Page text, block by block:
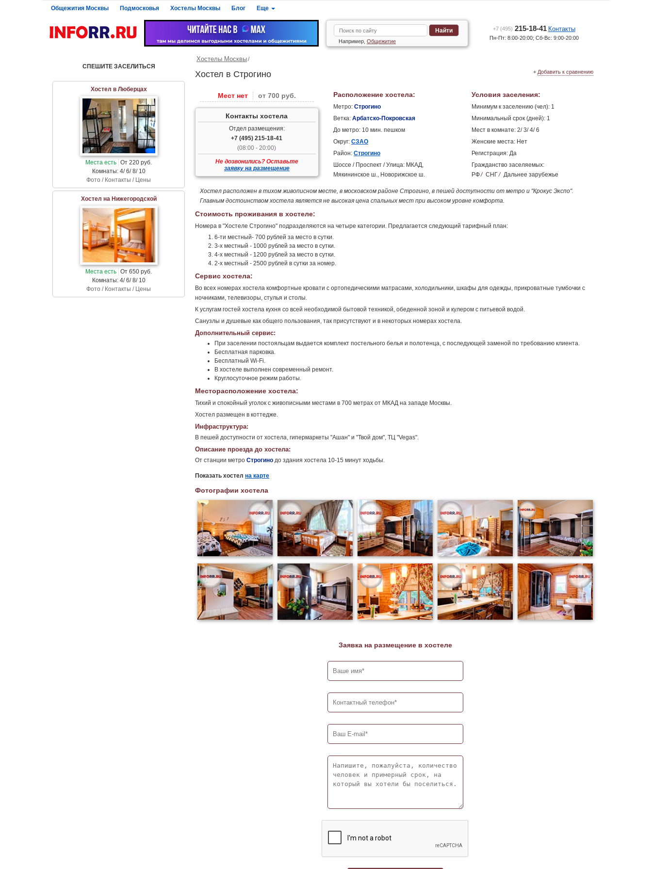
Общежития Москвы Подмосковья Хостелы Москвы Блог Еще
Найти
Например, Общежитие
+7 (495) 215-18-41 Контакты
Пн-Пт: 8:00-20:00; Сб-Вс: 9:00-20:00
СПЕШИТЕ ЗАСЕЛИТЬСЯ
Хостел в Люберцах
Места есть От 220 руб.
Комнаты: 4/ 6/ 8/ 10
Фото / Контакты / Цены
Хостел на Нижегородской
Места есть От 650 руб.
Комнаты: 4/ 6/ 8/ 10
Фото / Контакты / Цены
Хостелы Москвы
Хостел в Строгино + Добавить к сравнению
Мест нет от 700 руб.
Контакты хостела
Отдел размещения:
+7 (495) 215-18-41
(08:00 - 20:00)
Не дозвонились? Оставьте
заявку на размещение
Расположение хостела:
Метро: Строгино
Ветка: Арбатско-Покровская
До метро: 10 мин. пешком
Округ: СЗАО
Район: Строгино
Шоссе / Проспект / Улица: МКАД,
Мякининское ш., Новорижское ш.
Условия заселения:
Минимум к заселению (чел): 1
Минимальный срок (дней): 1
Мест в комнате: 2/ 3/ 4/ 6
Женские места: Нет
Регистрация: Да
Гражданство заселяемых:
РФ/ СНГ/ Дальнее зарубежье
Хостел расположен в тихом живописном месте, в московском районе Строгино, в пешей доступности от метро и "Крокус Экспо".
Главным достоинством хостела является не высокая цена спальных мест при высоком уровне комфорта.
Стоимость проживания в хостеле:
Номера в "Хостеле Строгино" подразделяются на четыре категории. Предлагается следующий тарифный план:
6-ти местный- 700 рублей за место в сутки.
3-х местный - 1000 рублей за место в сутки.
4-х местный - 1200 рублей за место в сутки.
2-х местный - 2500 рублей в сутки за номер.
Сервис хостела:
Во всех номерах хостела комфортные кровати с ортопедическими матрасами, холодильники, шкафы для одежды, прикроватные тумбочки с
ночниками, телевизоры, стулья и столы.
К услугам гостей хостела кухня со всей необходимой бытовой техникой, обеденной зоной и кулером с питьевой водой.
Санузлы и душевые как общего пользования, так присутствуют и в некоторых номерах хостела.
Дополнительный сервис:
При заселении постояльцам выдается комплект постельного белья и полотенца, с последующей заменой по требованию клиента.
Бесплатная парковка.
Бесплатный Wi-Fi.
В хостеле выполнен современный ремонт.
Круглосуточное режим работы.
Месторасположение хостела:
Тихий и спокойный уголок с живописными местами в 700 метрах от МКАД на западе Москвы.
Хостел размещен в коттедже.
Инфраструктура:
В пешей доступности от хостела, гипермаркеты "Ашан" и "Твой дом", ТЦ "Vegas".
Описание проезда до хостела:
От станции метро Строгино до здания хостела 10-15 минут ходьбы.
Показать хостел на карте
Фотографии хостела
Заявка на размещение в хостеле